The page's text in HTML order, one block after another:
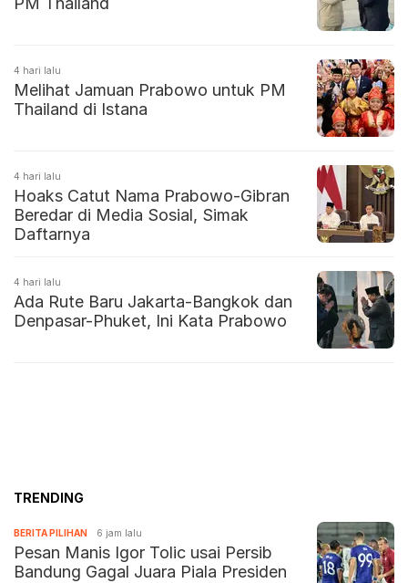
4 hari lalu
Melihat Jamuan Prabowo untuk PM
Thailand di Istana
4 hari lalu
Hoaks Catut Nama Prabowo-Gibran
Beredar di Media Sosial, Simak
Daftarnya
4 hari lalu
Ada Rute Baru Jakarta-Bangkok dan
Denpasar-Phuket, Ini Kata Prabowo
TRENDING
BERITA PILIHAN 6 jam lalu
Pesan Manis Igor Tolic usai Persib
Bandung Gagal Juara Piala Presiden